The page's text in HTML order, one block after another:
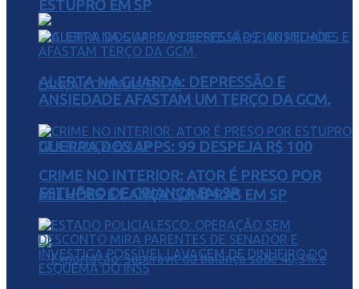
GUERRA DOS APPS: 99 DESPEJA R$ 100
MILHÕES E LANÇA COMPRAS EM SP
ESTUPRO EM SP
ALERTA NA GUARDA: DEPRESSÃO E
ANSIEDADE AFASTAM UM TERÇO DA GCM.
CRIME NO INTERIOR: ATOR É PRESO POR
ESTUPRO DE CRIANÇA EM SP